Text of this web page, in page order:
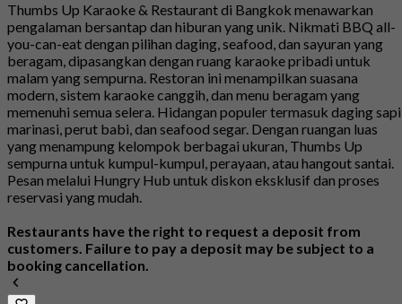
Thumbs Up Karaoke & Restaurant di Bangkok menawarkan
pengalaman bersantap dan hiburan yang unik. Nikmati BBQ all-
you-can-eat dengan pilihan daging, seafood, dan sayuran yang
beragam, dipasangkan dengan ruang karaoke pribadi untuk
malam yang sempurna. Restoran ini menampilkan suasana
modern, sistem karaoke canggih, dan menu beragam yang
memenuhi semua selera. Hidangan populer termasuk daging sapi
marinasi, perut babi, dan seafood segar. Dengan ruangan luas
yang menampung kelompok berbagai ukuran, Thumbs Up
sempurna untuk kumpul-kumpul, perayaan, atau hangout santai.
Pesan melalui Hungry Hub untuk diskon eksklusif dan proses
reservasi yang mudah.
Restaurants have the right to request a deposit from
customers. Failure to pay a deposit may be subject to a
booking cancellation.